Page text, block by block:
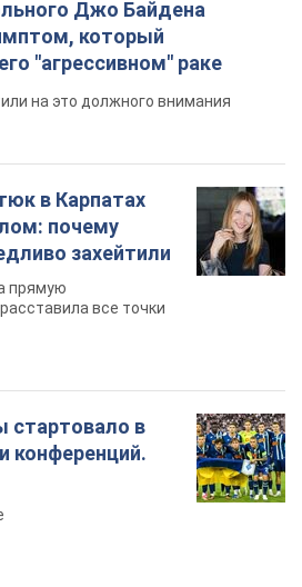
почему
захейтили
прямую
стартовало в
конференций.